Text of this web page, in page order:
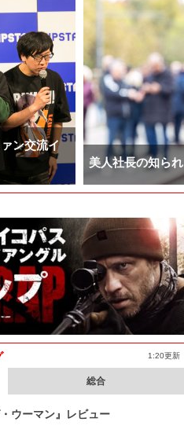
ン交流イ
美人社長の知ら
1:20更新
総合
ウーマン』レビュー